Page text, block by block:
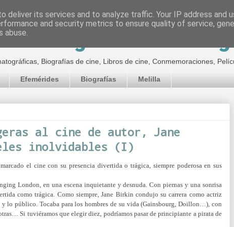
de Jorge
Biografías de cine, Libros de cine, Conmemoraciones,
Efemérides Biografías Melilla
al cine de autor, Jane
inolvidables (I)
el cine con su presencia divertida o trágica, siempre poderosa en sus
London, en una escena inquietante y desnuda. Con piernas y una sonrisa
como trágica. Como siempre, Jane Birkin condujo su carrera como actriz
lo público. Tocaba para los hombres de su vida (Gainsbourg, Doillon…), con
Si tuviéramos que elegir diez, podríamos pasar de principiante a pirata de
deliver its services and to analyze traffic. Your IP address and
and security metrics to ensure quality of service,
abuse.